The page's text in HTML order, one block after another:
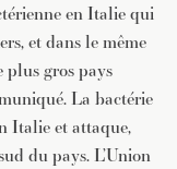
en Italie qui
et dans le même
plus gros pays
La bactérie
Italie et attaque,
du pays. L’Union